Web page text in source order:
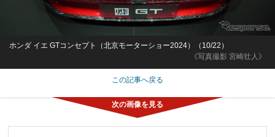
《写真撮影 宮崎壮人》
ホンダ イエ GTコンセプト（北京モーターショー2024）（10/22）
この記事へ戻る